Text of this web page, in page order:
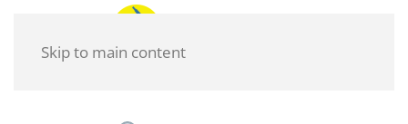
Skip to main content